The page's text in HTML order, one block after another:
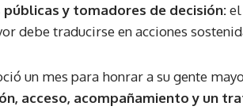
y tomadores de decisión:
debe traducirse en acciones
un mes para honrar a su gente
acceso, acompañamiento y un